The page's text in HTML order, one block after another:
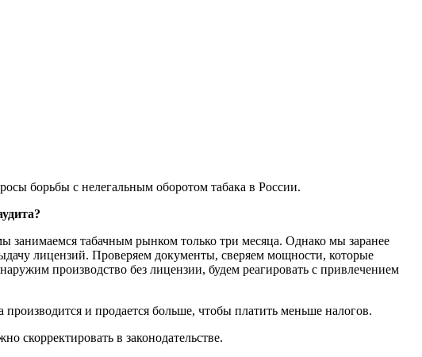
борьбы с нелегальным оборотом табака в России.
табачным рынком только три месяца. Однако мы заранее
лицензий. Проверяем документы, сверяем мощности, которые
производство без лицензии, будем реагировать с привлечением
и продается больше, чтобы платить меньше налогов.
скорректировать в законодательстве.